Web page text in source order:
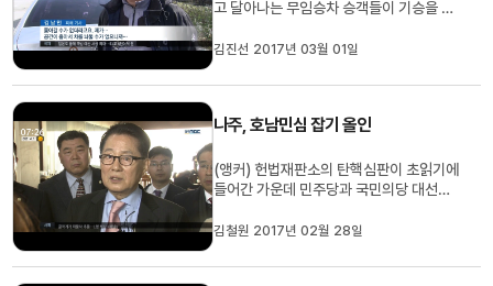
고 달아나는 무임승차 승객들이 기승을 부
은 대부분 신고도 하지 못한 채 속앓이를 하
ＥＮＤ▶ ◀ＶＣＲ▶ 10대에서 20대 초
다. 3명이 먼저 내린 뒤 1분 가량 더...
김진선 2017년 03월 01일
나주, 호남민심 잡기 올인
(앵커) 헌법재판소의 탄핵심판이 초읽기에
들어간 가운데 민주당과 국민의당 대선주
올렸습니다. 이재명 성남시장은 2박 3일
민주당과 대립각을 날카롭게 세웠습니다.
김철원 2017년 02월 28일